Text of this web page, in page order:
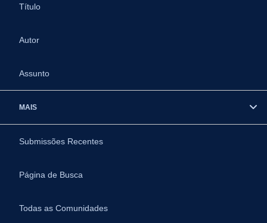
Título
Autor
Assunto
MAIS
Submissões Recentes
Página de Busca
Todas as Comunidades